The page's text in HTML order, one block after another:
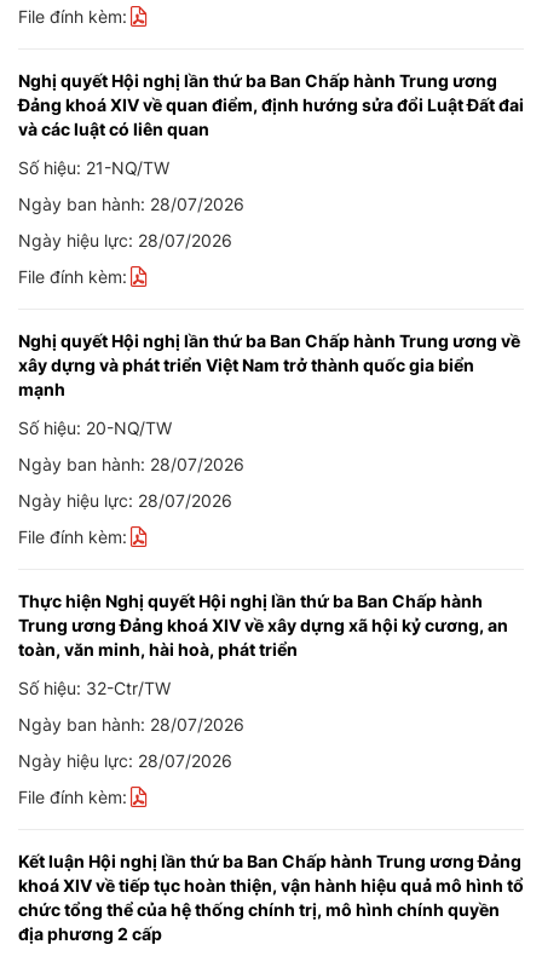
File đính kèm:
Nghị quyết Hội nghị lần thứ ba Ban Chấp hành Trung ương
Đảng khoá XIV về quan điểm, định hướng sửa đổi Luật Đất đai
và các luật có liên quan
Số hiệu: 21-NQ/TW
Ngày ban hành: 28/07/2026
Ngày hiệu lực: 28/07/2026
File đính kèm:
Nghị quyết Hội nghị lần thứ ba Ban Chấp hành Trung ương về
xây dựng và phát triển Việt Nam trở thành quốc gia biển
mạnh
Số hiệu: 20-NQ/TW
Ngày ban hành: 28/07/2026
Ngày hiệu lực: 28/07/2026
File đính kèm:
Thực hiện Nghị quyết Hội nghị lần thứ ba Ban Chấp hành
Trung ương Đảng khoá XIV về xây dựng xã hội kỷ cương, an
toàn, văn minh, hài hoà, phát triển
Số hiệu: 32-Ctr/TW
Ngày ban hành: 28/07/2026
Ngày hiệu lực: 28/07/2026
File đính kèm:
Kết luận Hội nghị lần thứ ba Ban Chấp hành Trung ương Đảng
khoá XIV về tiếp tục hoàn thiện, vận hành hiệu quả mô hình tổ
chức tổng thể của hệ thống chính trị, mô hình chính quyền
địa phương 2 cấp